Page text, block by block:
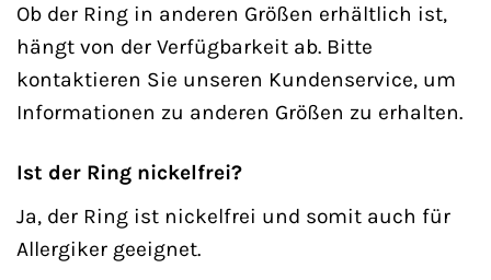
Ob der Ring in anderen Größen erhältlich ist,
hängt von der Verfügbarkeit ab. Bitte
kontaktieren Sie unseren Kundenservice, um
Informationen zu anderen Größen zu erhalten.
Ist der Ring nickelfrei?
Ja, der Ring ist nickelfrei und somit auch für
Allergiker geeignet.